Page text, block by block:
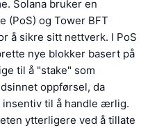
Solana bruker en
(PoS) og Tower BFT
å sikre sitt nettverk. I PoS
nye blokker basert på
til å "stake" som
oppførsel, da
til å handle ærlig.
ytterligere ved å tillate